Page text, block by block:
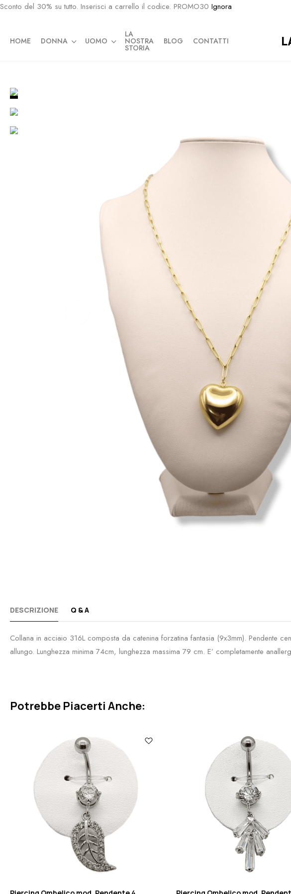
Sconto del 30% su tutto. Inserisci a carrello il codice. PROMO30 Ignora
HOME DONNA UOMO
LA
NOSTRA
STORIA
BLOG CONTATTI
DESCRIZIONE Q & A
Collana in acciaio 316L composta da catenina forzatina fantasia (9x3mm). Pendente
allungo. Lunghezza minima 74cm, lunghezza massima 79 cm. E’ completamente
Potrebbe Piacerti Anche: